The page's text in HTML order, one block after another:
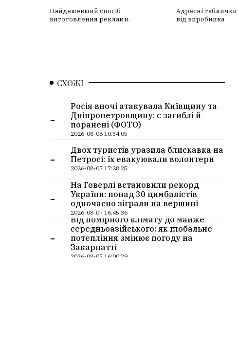
Найдешевший спосіб
виготовлення реклами.
Адресні
від виробника
СХОЖІ
-
Росія вночі атакувала Київщину та
Дніпропетровщину: є загиблі й
поранені (ФОТО)
2026-08-08 10:34:05
-
Двох туристів уразила блискавка на
Петросі: їх евакуювали волонтери
2026-08-07 17:28:25
-
На Говерлі встановили рекорд
України: понад 30 цимбалістів
одночасно зіграли на вершині
2026-08-07 16:45:36
-
Від помірного клімату до майже
середньоазійського: як глобальне
потепління змінює погоду на
Закарпатті
2026-08-07 16:00:29